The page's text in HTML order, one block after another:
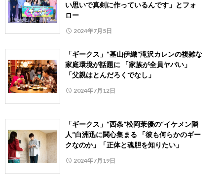
い思いで真剣に作っているんです」とフォ
ロー
2024年7月5日
「ギークス」“基山伊織”滝沢カレンの複雑な
家庭環境が話題に 「家族が全員ヤバい」
「父親はとんだろくでなし」
2024年7月12日
「ギークス」“西条”松岡茉優の“イケメン隣
人”白洲迅に関心集まる 「彼も何らかのギー
クなのか」「正体と魂胆を知りたい」
2024年7月19日